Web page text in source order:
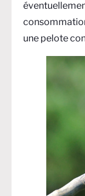
une pelote